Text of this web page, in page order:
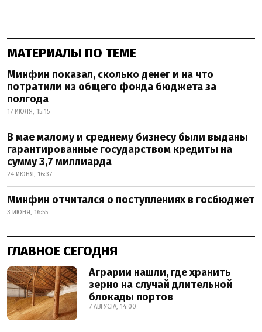
МАТЕРИАЛЫ ПО ТЕМЕ
Минфин показал, сколько денег и на что
потратили из общего фонда бюджета за
полгода
17 ИЮЛЯ, 15:15
В мае малому и среднему бизнесу были выданы
гарантированные государством кредиты на
сумму 3,7 миллиарда
24 ИЮНЯ, 16:37
Минфин отчитался о поступлениях в госбюджет
3 ИЮНЯ, 16:55
ГЛАВНОЕ СЕГОДНЯ
Аграрии нашли, где хранить
зерно на случай длительной
блокады портов
7 АВГУСТА, 14:00